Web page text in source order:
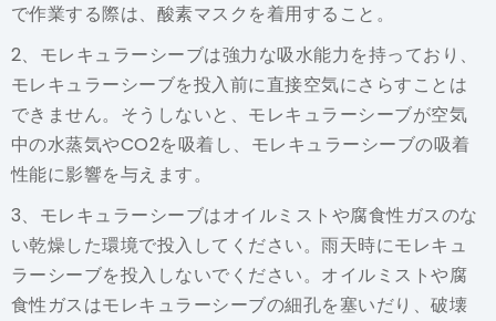
で作業する際は、酸素マスクを着用すること。
2、モレキュラーシーブは強力な吸水能力を持っており、
モレキュラーシーブを投入前に直接空気にさらすことは
できません。そうしないと、モレキュラーシーブが空気
中の水蒸気やCO2を吸着し、モレキュラーシーブの吸着
性能に影響を与えます。
3、モレキュラーシーブはオイルミストや腐食性ガスのな
い乾燥した環境で投入してください。雨天時にモレキュ
ラーシーブを投入しないでください。オイルミストや腐
食性ガスはモレキュラーシーブの細孔を塞いだり、破壊